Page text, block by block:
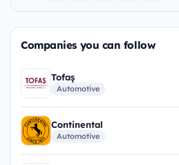
Companies you can follow
Tofaş
Automotive
Continental
Automotive